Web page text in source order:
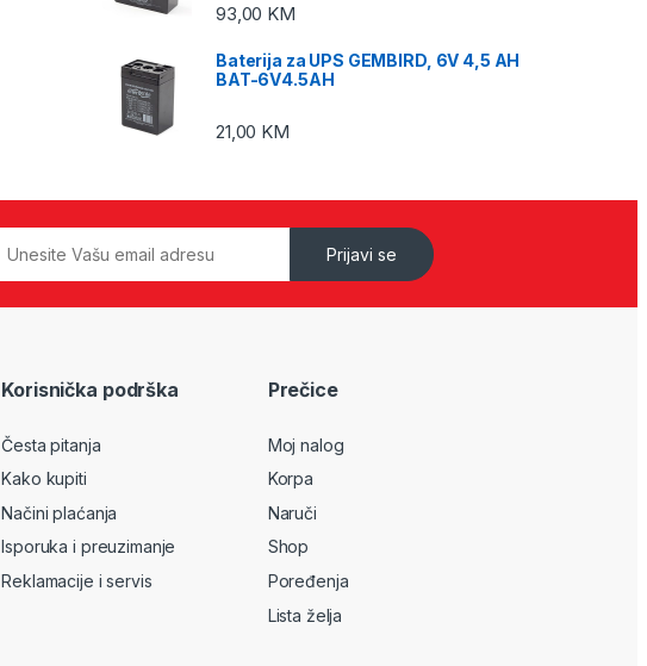
93,00 KM
Baterija za UPS GEMBIRD, 6V 4,5 AH
BAT-6V4.5AH
21,00 KM
Prijavi se
Korisnička podrška
Česta pitanja
Kako kupiti
Načini plaćanja
Isporuka i preuzimanje
Reklamacije i servis
Prečice
Moj nalog
Korpa
Naruči
Shop
Poređenja
Lista želja